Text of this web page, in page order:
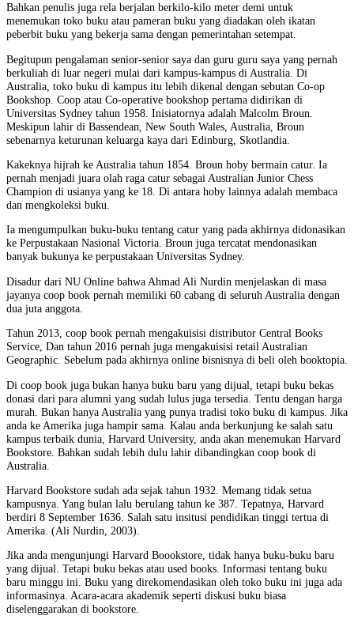
Bahkan penulis juga rela berjalan berkilo-kilo meter demi untuk
menemukan toko buku atau pameran buku yang diadakan oleh ikatan
peberbit buku yang bekerja sama dengan pemerintahan setempat.
Begitupun pengalaman senior-senior saya dan guru guru saya yang pernah
berkuliah di luar negeri mulai dari kampus-kampus di Australia. Di
Australia, toko buku di kampus itu lebih dikenal dengan sebutan Co-op
Bookshop. Coop atau Co-operative bookshop pertama didirikan di
Universitas Sydney tahun 1958. Inisiatornya adalah Malcolm Broun.
Meskipun lahir di Bassendean, New South Wales, Australia, Broun
sebenarnya keturunan keluarga kaya dari Edinburg, Skotlandia.
Kakeknya hijrah ke Australia tahun 1854. Broun hoby bermain catur. Ia
pernah menjadi juara olah raga catur sebagai Australian Junior Chess
Champion di usianya yang ke 18. Di antara hoby lainnya adalah membaca
dan mengkoleksi buku.
Ia mengumpulkan buku-buku tentang catur yang pada akhirnya didonasikan
ke Perpustakaan Nasional Victoria. Broun juga tercatat mendonasikan
banyak bukunya ke perpustakaan Universitas Sydney.
Disadur dari NU Online bahwa Ahmad Ali Nurdin menjelaskan di masa
jayanya coop book pernah memiliki 60 cabang di seluruh Australia dengan
dua juta anggota.
Tahun 2013, coop book pernah mengakuisisi distributor Central Books
Service, Dan tahun 2016 pernah juga mengakuisisi retail Australian
Geographic. Sebelum pada akhirnya online bisnisnya di beli oleh booktopia.
Di coop book juga bukan hanya buku baru yang dijual, tetapi buku bekas
donasi dari para alumni yang sudah lulus juga tersedia. Tentu dengan harga
murah. Bukan hanya Australia yang punya tradisi toko buku di kampus. Jika
anda ke Amerika juga hampir sama. Kalau anda berkunjung ke salah satu
kampus terbaik dunia, Harvard University, anda akan menemukan Harvard
Bookstore. Bahkan sudah lebih dulu lahir dibandingkan coop book di
Australia.
Harvard Bookstore sudah ada sejak tahun 1932. Memang tidak setua
kampusnya. Yang bulan lalu berulang tahun ke 387. Tepatnya, Harvard
berdiri 8 September 1636. Salah satu insitusi pendidikan tinggi tertua di
Amerika. (Ali Nurdin, 2003).
Jika anda mengunjungi Harvard Boookstore, tidak hanya buku-buku baru
yang dijual. Tetapi buku bekas atau used books. Informasi tentang buku
baru minggu ini. Buku yang direkomendasikan oleh toko buku ini juga ada
informasinya. Acara-acara akademik seperti diskusi buku biasa
diselenggarakan di bookstore.